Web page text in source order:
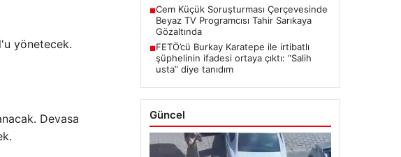
yönetecek.
Devasa
■Cem Küçük Soruşturması Çerçevesinde
Beyaz TV Programcısı Tahir Sarıkaya
Gözaltında
■FETÖ’cü Burkay Karatepe ile irtibatlı
şüphelinin ifadesi ortaya çıktı: “Salih
usta” diye tanıdım
Güncel